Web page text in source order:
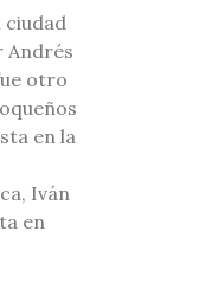
ciudad
Andrés
otro
en la
Iván
en